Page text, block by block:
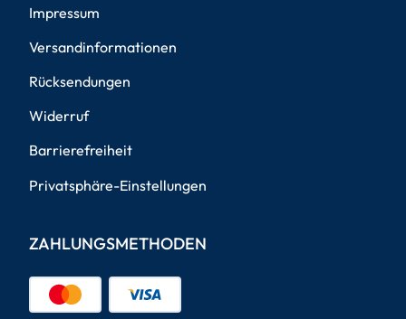
Impressum
Versandinformationen
Rücksendungen
Widerruf
Barrierefreiheit
Privatsphäre-Einstellungen
ZAHLUNGSMETHODEN